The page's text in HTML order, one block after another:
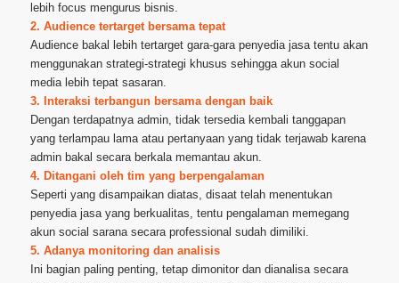
lebih focus mengurus bisnis.
2. Audience tertarget bersama tepat
Audience bakal lebih tertarget gara-gara penyedia jasa tentu akan
menggunakan strategi-strategi khusus sehingga akun social
media lebih tepat sasaran.
3. Interaksi terbangun bersama dengan baik
Dengan terdapatnya admin, tidak tersedia kembali tanggapan
yang terlampau lama atau pertanyaan yang tidak terjawab karena
admin bakal secara berkala memantau akun.
4. Ditangani oleh tim yang berpengalaman
Seperti yang disampaikan diatas, disaat telah menentukan
penyedia jasa yang berkualitas, tentu pengalaman memegang
akun social sarana secara professional sudah dimiliki.
5. Adanya monitoring dan analisis
Ini bagian paling penting, tetap dimonitor dan dianalisa secara